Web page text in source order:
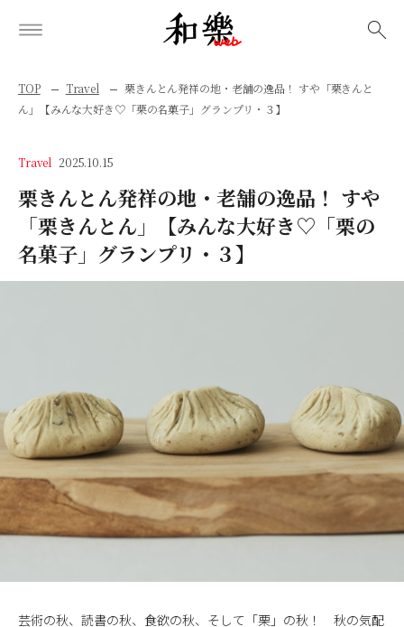
TOP Travel
栗きんとん発祥の地・老舗の逸品！ すや「栗きんと
ん」【みんな大好き♡「栗の名菓子」グランプリ・３】
Travel 2025.10.15
栗きんとん発祥の地・老舗の逸品！ すや
「栗きんとん」【みんな大好き♡「栗の
名菓子」グランプリ・３】
芸術の秋、読書の秋、食欲の秋、そして「栗」の秋！ 秋の気配